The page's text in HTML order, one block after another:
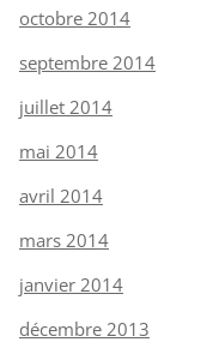
octobre 2014
septembre 2014
juillet 2014
mai 2014
avril 2014
mars 2014
janvier 2014
décembre 2013